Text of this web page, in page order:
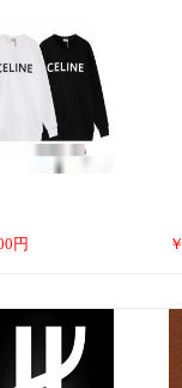
円 ￥